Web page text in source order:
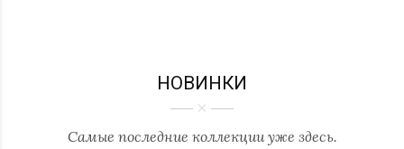
НОВИНКИ
Самые последние коллекции уже здесь.